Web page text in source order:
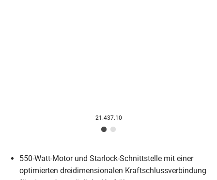
21.437.10
550-Watt-Motor und Starlock-Schnittstelle mit einer
optimierten dreidimensionalen Kraftschlussverbindung